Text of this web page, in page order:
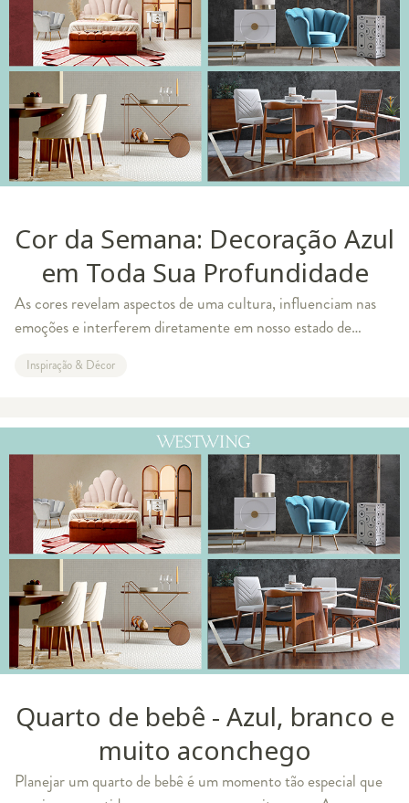
Cor da Semana: Decoração Azul
em Toda Sua Profundidade
As cores revelam aspectos de uma cultura, influenciam nas
emoções e interferem diretamente em nosso estado de
do mar, pois é impossível nã
Inspiração & Décor
Quarto de bebê - Azul, branco e
muito aconchego
Planejar um quarto de bebê é um momento tão especial que